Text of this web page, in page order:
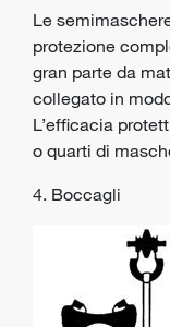
Le
protezione
gran parte da
collegato in
L’efficacia
o quarti di
4. Boccagli